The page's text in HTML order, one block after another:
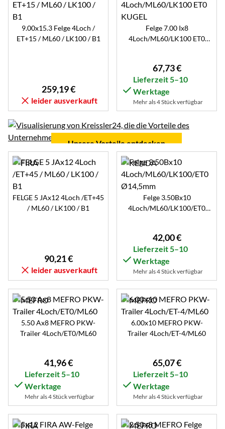
9.00x15.3 Felge 4Loch /
ET+15 / ML60 / LK100 / B1
259,19€
leider ausverkauft
Felge 7.00 Ix8
4Loch/ML60/LK100 ET0
67,73€
Lieferzeit 5–10
Werktage
Mehr als 4 Stück verfügbar
Unsere Vorteile entdecken
FELGE 5 JAx12 4Loch /ET+45
/ ML60 / LK100 / B1
90,21€
leider ausverkauft
Felge 3.50Bx10
4Loch/ML60/LK100/ET0
42,00€
Lieferzeit 5–10
Werktage
Mehr als 4 Stück verfügbar
5.50 Ax8 MEFRO PKW-
Trailer 4Loch/ET0/ML60
41,96€
Lieferzeit 5–10
Werktage
Mehr als 4 Stück verfügbar
6.00x10 MEFRO PKW-
Trailer 4Loch/ET-4/ML60
65,07€
Lieferzeit 5–10
Werktage
Mehr als 4 Stück verfügbar